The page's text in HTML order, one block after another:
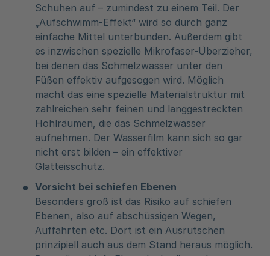
Schuhen auf – zumindest zu einem Teil. Der
„Aufschwimm-Effekt“ wird so durch ganz
einfache Mittel unterbunden. Außerdem gibt
es inzwischen spezielle Mikrofaser-Überzieher,
bei denen das Schmelzwasser unter den
Füßen effektiv aufgesogen wird. Möglich
macht das eine spezielle Materialstruktur mit
zahlreichen sehr feinen und langgestreckten
Hohlräumen, die das Schmelzwasser
aufnehmen. Der Wasserfilm kann sich so gar
nicht erst bilden – ein effektiver
Glatteisschutz.
Vorsicht bei schiefen Ebenen
Besonders groß ist das Risiko auf schiefen
Ebenen, also auf abschüssigen Wegen,
Auffahrten etc. Dort ist ein Ausrutschen
prinzipiell auch aus dem Stand heraus möglich.